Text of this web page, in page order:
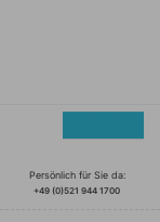
Persönlich für Sie da:
+49 (0)521 944 1700